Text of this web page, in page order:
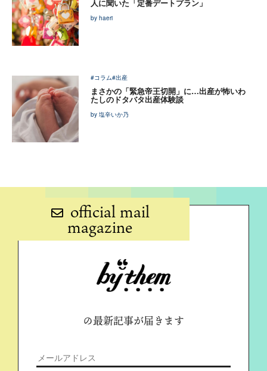
人に聞いた「定番デートプラン」
by haeri
#コラム#出産
まさかの「緊急帝王切開」に…出産が怖いわ
たしのドタバタ出産体験談
by 塩辛いか乃
official mail
magazine
の最新記事が届きます